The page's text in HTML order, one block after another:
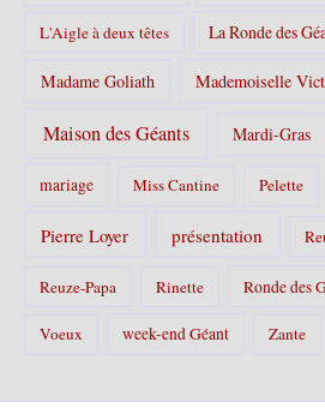
L'Aigle à deux têtes La Ronde des
Madame Goliath Mademoiselle
Maison des Géants Mardi-Gras
mariage Miss Cantine Pelette
Pierre Loyer présentation
Reuze-Papa Rinette Ronde des
Voeux week-end Géant Zante